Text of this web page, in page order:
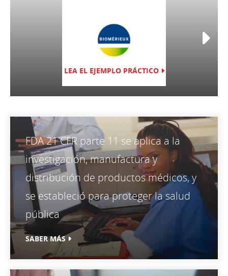
LEA EL EJEMPLO PRÁCTICO
FDA 21 CFR parte 11 se aplica a la
investigación, manufactura y
distribución de productos médicos, y
se estableció para proteger la salud
pública
SABER MÁS